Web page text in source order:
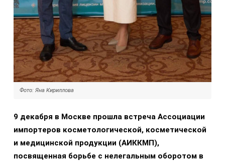
Фото: Яна Кириллова
9 декабря в Москве прошла встреча Ассоциации
импортеров косметологической, косметической
и медицинской продукции (АИККМП),
посвященная борьбе с нелегальным оборотом в